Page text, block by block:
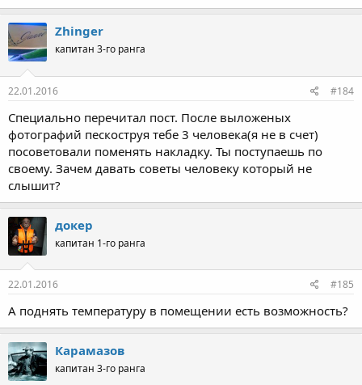
Zhinger
капитан 3-го ранга
22.01.2016 #184
Специально перечитал пост. После выложеных
фотографий пескоструя тебе 3 человека(я не в счет)
посоветовали поменять накладку. Ты поступаешь по
своему. Зачем давать советы человеку который не
слышит?
докер
капитан 1-го ранга
22.01.2016 #185
А поднять температуру в помещении есть возможность?
Карамазов
капитан 3-го ранга